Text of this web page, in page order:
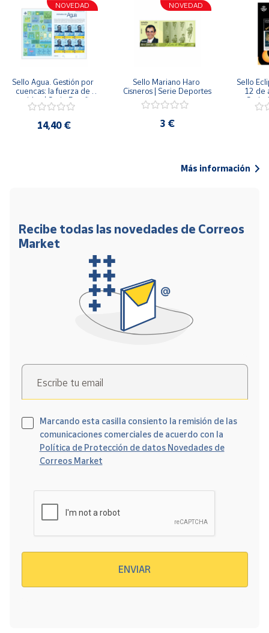
NOVEDAD
Sello Agua. Gestión por
cuencas: la fuerza de
una idea.| Serie España
ES| Pliego Premium
14,40 €
NOVEDAD
Sello Mariano Haro
Cisneros | Serie Deportes
3 €
Sello
12 de
Serie
Más información
Recibe todas las novedades de Correos
Market
Escribe tu email
Marcando esta casilla consiento la remisión de las
comunicaciones comerciales de acuerdo con la
Política de Protección de datos Novedades de
Correos Market
ENVIAR